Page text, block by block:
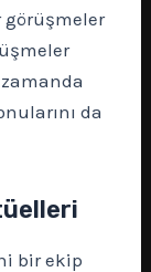
görüşmeler
da
bir ekip